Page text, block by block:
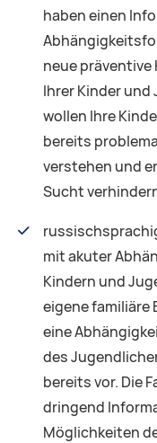
haben einen
neue präventive
Ihrer Kinder
wollen Ihre
bereits
verstehen und
Sucht
mit akuter
Kindern und
eigene
eine
des
bereits vor. Die
dringend
Möglichkeiten